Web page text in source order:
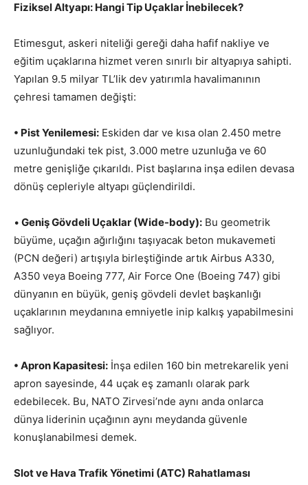
Fiziksel Altyapı: Hangi Tip Uçaklar İnebilecek?
Etimesgut, askeri niteliği gereği daha hafif nakliye ve
eğitim uçaklarına hizmet veren sınırlı bir altyapıya sahipti.
Yapılan 9.5 milyar TL’lik dev yatırımla havalimanının
çehresi tamamen değişti:
• Pist Yenilemesi: Eskiden dar ve kısa olan 2.450 metre
uzunluğundaki tek pist, 3.000 metre uzunluğa ve 60
metre genişliğe çıkarıldı. Pist başlarına inşa edilen devasa
dönüş cepleriyle altyapı güçlendirildi.
• Geniş Gövdeli Uçaklar (Wide-body): Bu geometrik
büyüme, uçağın ağırlığını taşıyacak beton mukavemeti
(PCN değeri) artışıyla birleştiğinde artık Airbus A330,
A350 veya Boeing 777, Air Force One (Boeing 747) gibi
dünyanın en büyük, geniş gövdeli devlet başkanlığı
uçaklarının meydanına emniyetle inip kalkış yapabilmesini
sağlıyor.
• Apron Kapasitesi: İnşa edilen 160 bin metrekarelik yeni
apron sayesinde, 44 uçak eş zamanlı olarak park
edebilecek. Bu, NATO Zirvesi’nde aynı anda onlarca
dünya liderinin uçağının aynı meydanda güvenle
konuşlanabilmesi demek.
Slot ve Hava Trafik Yönetimi (ATC) Rahatlaması